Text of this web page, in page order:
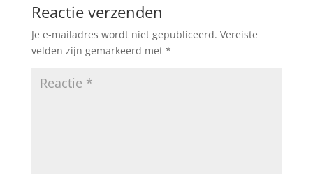
Reactie verzenden
Je e-mailadres wordt niet gepubliceerd. Vereiste
velden zijn gemarkeerd met *